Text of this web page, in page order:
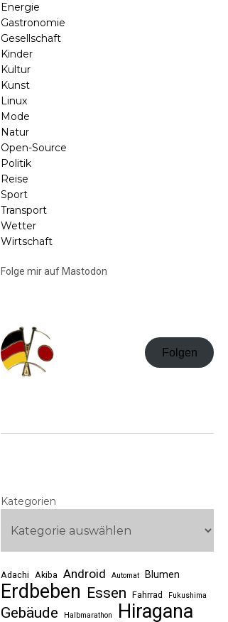
Energie
Gastronomie
Gesellschaft
Kinder
Kultur
Kunst
Linux
Mode
Natur
Open-Source
Politik
Reise
Sport
Transport
Wetter
Wirtschaft
Folge mir auf Mastodon
Folgen
Kategorien
Adachi Akiba Android Automat Blumen
Erdbeben Essen Fahrrad Fukushima
Gebäude Halbmarathon Hiragana